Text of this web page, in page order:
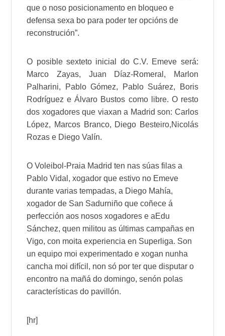
que o noso posicionamento en bloqueo e
defensa sexa bo para poder ter opcións de
reconstrución”.
O posible sexteto inicial do C.V. Emeve será:
Marco Zayas, Juan Díaz-Romeral ,
Marlon
Palharini, Pablo Gómez, Pablo Suárez,
Boris
Rodríguez eÁlvaro Bustos como libre. O resto
dos xogadores que viaxan a Madrid son: Carlos
López, Marcos Branco, Diego Besteiro,Nicolás
Rozas e Diego Valín.
O Voleibol-Praia Madrid ten nas súas filas a
Pablo Vidal , xogador que estivo no Emeve
durante varias tempadas, a Diego Mahía,
xogador de San Sadurniño que coñece á
perfección aos nosos xogadores e aEdu
Sánchez, quen militou as últimas campañas en
Vigo, con moita experiencia en Superliga. Son
un equipo moi experimentado e xogan nunha
cancha moi difícil, non só por ter que disputar o
encontro na mañá do domingo, senón polas
características do pavillón.
[hr]